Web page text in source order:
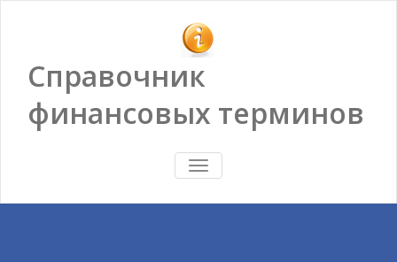
Справочник
финансовых терминов
ПОКАЗАТЬ/
СКРЫТЬ